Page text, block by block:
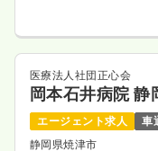
医療法人社団正心会
岡本石井病院 静
エージェント求人 車
静岡県焼津市